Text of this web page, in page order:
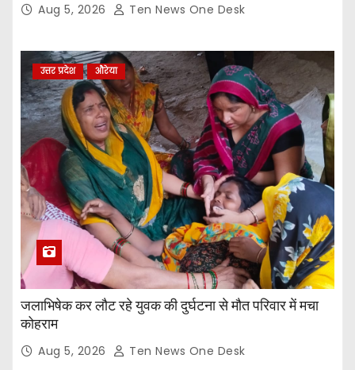
Aug 5, 2026 Ten News One Desk
उत्तर प्रदेश औरेया
जलाभिषेक कर लौट रहे युवक की दुर्घटना से मौत परिवार में मचा
कोहराम
Aug 5, 2026 Ten News One Desk